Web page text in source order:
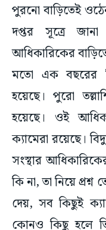
পুরনো বাড়িতেই
দপ্তর সূত্রে
আধিকারিকের
মতো এক বছরের
হয়েছে। পুরো
হয়েছে। ওই
ক্যামেরা রয়েছে।
সংস্থার
কি না, তা নিয়ে প্রশ্ন
দেয়, সব কিছুই
কোনও কিছু হলে